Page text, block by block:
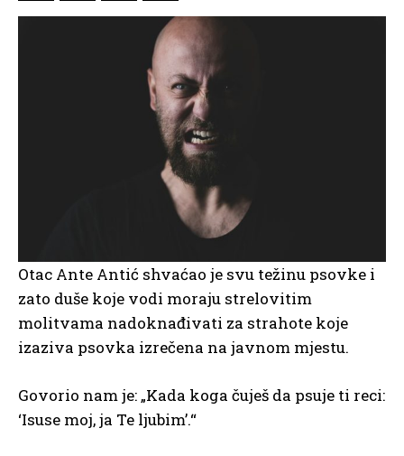
Otac Ante Antić shvaćao je svu težinu psovke i
zato duše koje vodi moraju strelovitim
molitvama nadoknađivati za strahote koje
izaziva psovka izrečena na javnom mjestu.
Govorio nam je: „Kada koga čuješ da psuje ti reci:
‘Isuse moj, ja Te ljubim’.“